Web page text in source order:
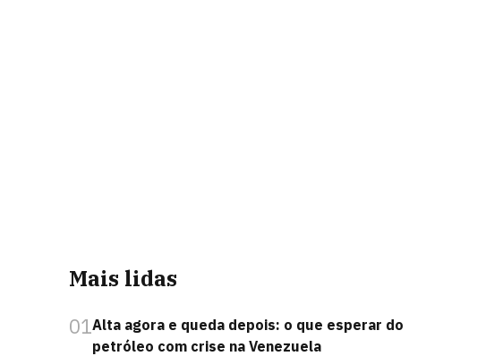
Mais lidas
01Alta agora e queda depois: o que esperar do
petróleo com crise na Venezuela